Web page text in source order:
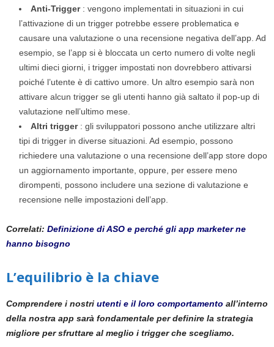
Anti-Trigger: vengono implementati in situazioni in cui
l’attivazione di un trigger potrebbe essere problematica e
causare una valutazione o una recensione negativa dell’app. Ad
esempio, se l’app si è bloccata un certo numero di volte negli
ultimi dieci giorni, i trigger impostati non dovrebbero attivarsi
poiché l’utente è di cattivo umore. Un altro esempio sarà non
attivare alcun trigger se gli utenti hanno già saltato il pop-up di
valutazione nell’ultimo mese.
Altri trigger: gli sviluppatori possono anche utilizzare altri
tipi di trigger in diverse situazioni. Ad esempio, possono
richiedere una valutazione o una recensione dell’app store dopo
un aggiornamento importante, oppure, per essere meno
dirompenti, possono includere una sezione di valutazione e
recensione nelle impostazioni dell’app.
Correlati: Definizione di ASO e perché gli app marketer ne
hanno bisogno
L’equilibrio è la chiave
Comprendere i nostri utenti e il loro comportamento all’interno
della nostra app sarà fondamentale per definire la strategia
migliore per sfruttare al meglio i trigger che scegliamo.